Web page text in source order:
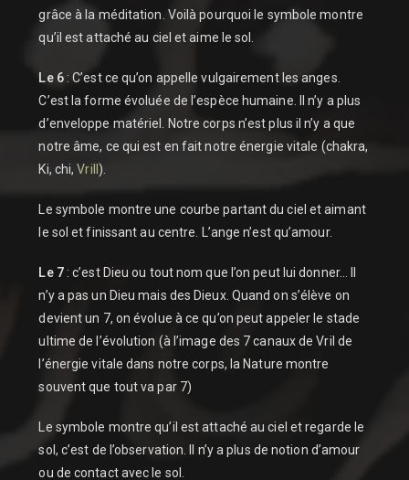
grâce à la méditation. Voilà pourquoi le symbole montre
qu’il est attaché au ciel et aime le sol.
Le 6: C’est ce qu’on appelle vulgairement les anges.
C’est la forme évoluée de l’espèce humaine. Il n’y a plus
d’enveloppe matériel. Notre corps n’est plus il n’y a que
notre âme, ce qui est en fait notre énergie vitale (chakra,
Ki, chi,Vrill ).
Le symbole montre une courbe partant du ciel et aimant
le sol et finissant au centre. L’ange n’est qu’amour.
Le 7: c’est Dieu ou tout nom que l’on peut lui donner… Il
n’y a pas un Dieu mais des Dieux. Quand on s’élève on
devient un 7, on évolue à ce qu’on peut appeler le stade
ultime de l’évolution (à l’image des 7 canaux de Vril de
l’énergie vitale dans notre corps, la Nature montre
souvent que tout va par 7)
Le symbole montre qu’il est attaché au ciel et regarde le
sol, c’est de l’observation. Il n’y a plus de notion d’amour
ou de contact avec le sol.